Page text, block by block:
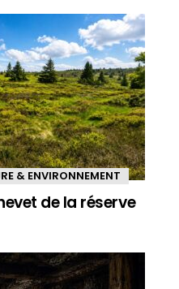
& ENVIRONNEMENT
de la réserve